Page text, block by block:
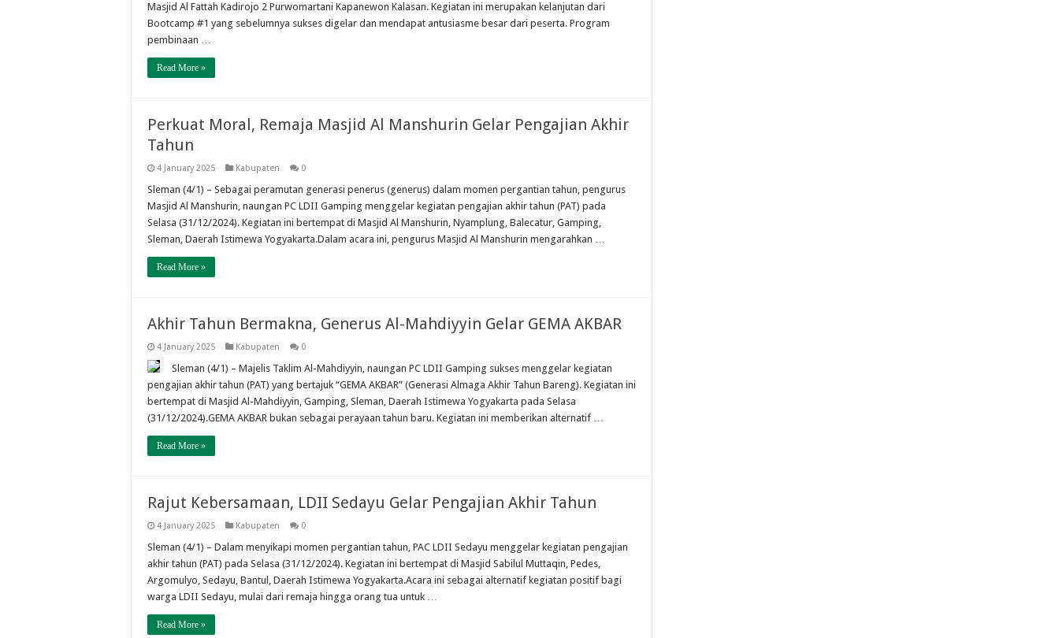
Masjid Al Fattah Kadirojo 2 Purwomartani Kapanewon Kalasan. Kegiatan ini merupakan kelanjutan dari
Bootcamp #1 yang sebelumnya sukses digelar dan mendapat antusiasme besar dari peserta. Program
pembinaan …
Read More »
Perkuat Moral, Remaja Masjid Al Manshurin Gelar Pengajian Akhir
Tahun
4 January 2025 Kabupaten 0
Sleman (4/1) – Sebagai peramutan generasi penerus (generus) dalam momen pergantian tahun, pengurus
Masjid Al Manshurin, naungan PC LDII Gamping menggelar kegiatan pengajian akhir tahun (PAT) pada
Selasa (31/12/2024). Kegiatan ini bertempat di Masjid Al Manshurin, Nyamplung, Balecatur, Gamping,
Sleman, Daerah Istimewa Yogyakarta.Dalam acara ini, pengurus Masjid Al Manshurin mengarahkan …
Read More »
Akhir Tahun Bermakna, Generus Al-Mahdiyyin Gelar GEMA AKBAR
4 January 2025 Kabupaten 0
Sleman (4/1) – Majelis Taklim Al-Mahdiyyin, naungan PC LDII Gamping sukses menggelar kegiatan
pengajian akhir tahun (PAT) yang bertajuk “GEMA AKBAR” (Generasi Almaga Akhir Tahun Bareng). Kegiatan ini
bertempat di Masjid Al-Mahdiyyin, Gamping, Sleman, Daerah Istimewa Yogyakarta pada Selasa
(31/12/2024).GEMA AKBAR bukan sebagai perayaan tahun baru. Kegiatan ini memberikan alternatif …
Read More »
Rajut Kebersamaan, LDII Sedayu Gelar Pengajian Akhir Tahun
4 January 2025 Kabupaten 0
Sleman (4/1) – Dalam menyikapi momen pergantian tahun, PAC LDII Sedayu menggelar kegiatan pengajian
akhir tahun (PAT) pada Selasa (31/12/2024). Kegiatan ini bertempat di Masjid Sabilul Muttaqin, Pedes,
Argomulyo, Sedayu, Bantul, Daerah Istimewa Yogyakarta.Acara ini sebagai alternatif kegiatan positif bagi
warga LDII Sedayu, mulai dari remaja hingga orang tua untuk …
Read More »